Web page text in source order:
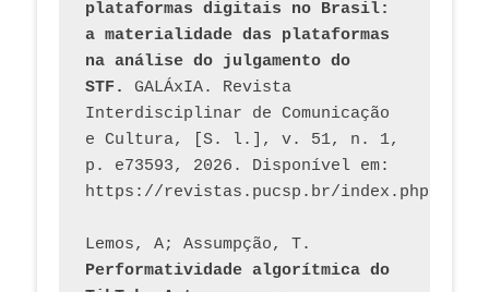
plataformas digitais no Brasil:
a materialidade das plataformas
na análise do julgamento do
STF.
GALÁxIA. Revista
Interdisciplinar de Comunicação
e Cultura, [S. l.], v. 51, n. 1,
p. e73593, 2026. Disponível em:
Performatividade algorítmica do